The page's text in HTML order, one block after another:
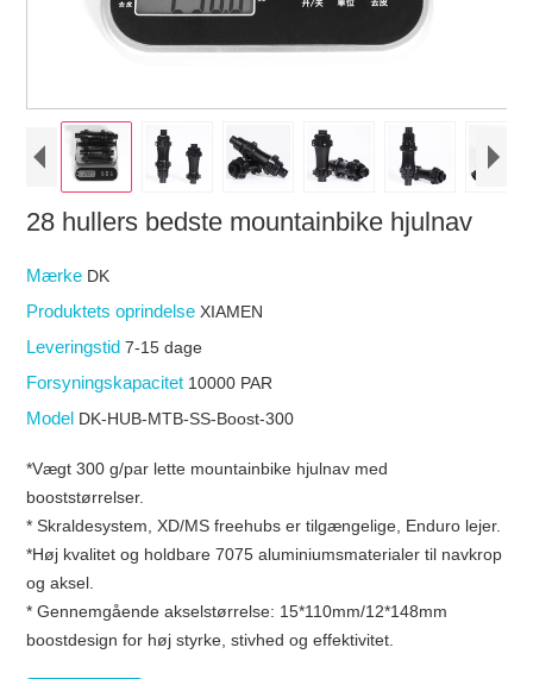
28 hullers bedste mountainbike hjulnav
Mærke DK
Produktets oprindelseXIAMEN
Leveringstid7-15 dage
Forsyningskapacitet 10000 PAR
Model DK-HUB-MTB-SS-Boost-300
*Vægt 300 g/par lette mountainbike hjulnav med
booststørrelser.
* Skraldesystem, XD/MS freehubs er tilgængelige, Enduro lejer.
*Høj kvalitet og holdbare 7075 aluminiumsmaterialer til navkrop
og aksel.
* Gennemgående akselstørrelse: 15*110mm/12*148mm
boostdesign for høj styrke, stivhed og effektivitet.